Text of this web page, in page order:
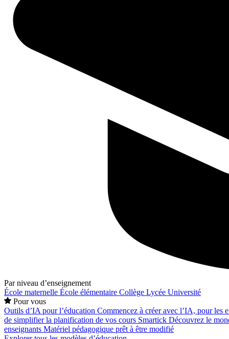
Par niveau d’enseignement
École maternelle École élémentaire Collège Lycée Université
Pour vous
Outils d’IA pour l’éducation Commencez à créer avec l’IA, pour les
de simplifier la planification de vos cours Smartick Découvrez le
enseignants Matériel pédagogique prêt à être modifié